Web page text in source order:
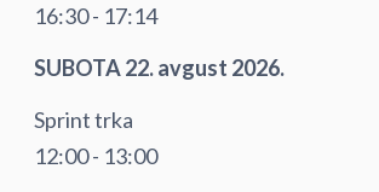
16:30 - 17:14
SUBOTA 22. avgust 2026.
Sprint trka
12:00 - 13:00